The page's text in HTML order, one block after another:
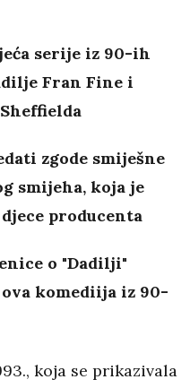
serije iz 90-ih
Fran Fine i
zgode smiješne
smijeha, koja je
producenta
o "Dadilji"
komediija iz 90-
koja se prikazivala